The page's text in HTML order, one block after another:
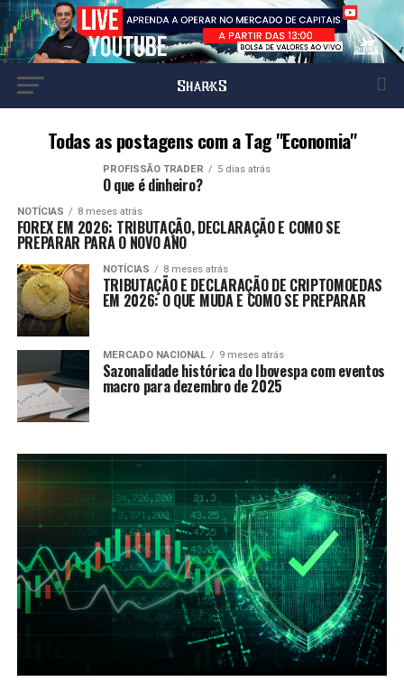
Todas as postagens com a Tag "Economia"
PROFISSÃO TRADER 5 dias atrás
O que é dinheiro?
NOTÍCIAS 8 meses atrás
FOREX EM 2026: TRIBUTAÇÃO, DECLARAÇÃO E COMO SE
PREPARAR PARA O NOVO ANO
NOTÍCIAS 8 meses atrás
TRIBUTAÇÃO E DECLARAÇÃO DE CRIPTOMOEDAS
EM 2026: O QUE MUDA E COMO SE PREPARAR
MERCADO NACIONAL 9 meses atrás
Sazonalidade histórica do Ibovespa com eventos
macro para dezembro de 2025